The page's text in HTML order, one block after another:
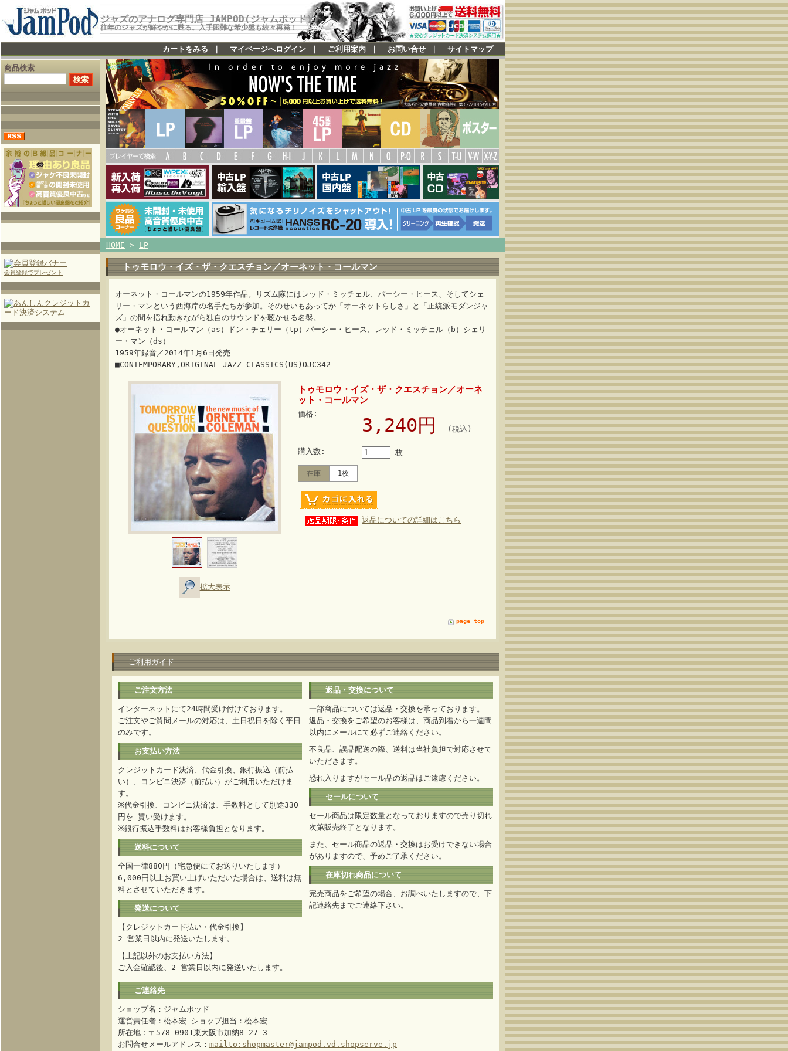
ジャズのアナログ専門店 JAMPOD(ジャムポッド)
往年のジャズが鮮やかに甦る。入手困難な希少盤も続々再発！
カートをみる マイページへログイン ご利用案内 お問い合せ サイトマップ
商品検索
会員登録でプレゼント
HOME > LP
トゥモロウ・イズ・ザ・クエスチョン／オーネット・コールマン
オーネット・コールマンの1959年作品。リズム隊にはレッド・ミッチェル、パーシー・ヒース、そしてシェ
リー・マンという西海岸の名手たちが参加。そのせいもあってか「オーネットらしさ」と「正統派モダンジャ
ズ」の間を揺れ動きながら独自のサウンドを聴かせる名盤。
●オーネット・コールマン（as）ドン・チェリー（tp）パーシー・ヒース、レッド・ミッチェル（b）シェリ
ー・マン（ds）
1959年録音／2014年1月6日発売
■CONTEMPORARY,ORIGINAL JAZZ CLASSICS(US)OJC342
拡大表示
トゥモロウ・イズ・ザ・クエスチョン／オーネ
ット・コールマン
価格:
3,240円 (税込)
購入数: 枚
在庫 1枚
返品についての詳細はこちら
page top
ご利用ガイド
ご注文方法
インターネットにて24時間受け付けております。
ご注文やご質問メールの対応は、土日祝日を除く平日
のみです。
お支払い方法
クレジットカード決済、代金引換、銀行振込（前払
い）、コンビニ決済（前払い）がご利用いただけま
す。
※代金引換、コンビニ決済は、手数料として別途330
円を 貰い受けます。
※銀行振込手数料はお客様負担となります。
送料について
全国一律880円（宅急便にてお送りいたします）
6,000円以上お買い上げいただいた場合は、送料は無
料とさせていただきます。
発送について
【クレジットカード払い・代金引換】
2 営業日以内に発送いたします。
【上記以外のお支払い方法】
ご入金確認後、2 営業日以内に発送いたします。
返品・交換について
一部商品については返品・交換を承っております。
返品・交換をご希望のお客様は、商品到着から一週間
以内にメールにて必ずご連絡ください。
不良品、誤品配送の際、送料は当社負担で対応させて
いただきます。
恐れ入りますがセール品の返品はご遠慮ください。
セールについて
セール商品は限定数量となっておりますので売り切れ
次第販売終了となります。
また、セール商品の返品・交換はお受けできない場合
がありますので、予めご了承ください。
在庫切れ商品について
完売商品をご希望の場合、お調べいたしますので、下
記連絡先までご連絡下さい。
ご連絡先
ショップ名：ジャムポッド
運営責任者：松本宏 ショップ担当：松本宏
所在地：〒578-0901東大阪市加納8-27-3
お問合せメールアドレス： mailto:shopmaster@jampod.vd.shopserve.jp